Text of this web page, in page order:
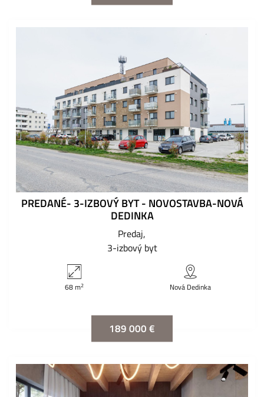
PREDANÉ- 3-IZBOVÝ BYT - NOVOSTAVBA-NOVÁ
DEDINKA
Predaj
3-izbový byt
68 m2 Nová Dedinka
189 000 €